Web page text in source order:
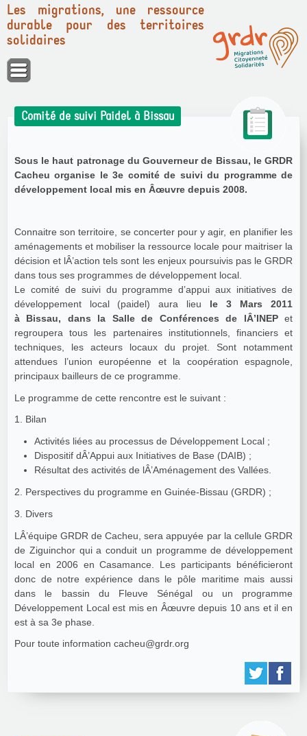
Panneau de gestion des cookies
Les migrations, une ressource
durable pour des territoires
solidaires
Comité de suivi Paidel à Bissau
Sous le haut patronage du Gouverneur de Bissau, le GRDR
Cacheu organise le 3e comité de suivi du programme de
développement local mis en Âœuvre depuis 2008.
Connaitre son territoire, se concerter pour y agir, en planifier les
aménagements et mobiliser la ressource locale pour maitriser la
décision et lÂ’action tels sont les enjeux poursuivis pas le GRDR
dans tous ses programmes de développement local.
Le comité de suivi du programme d’appui aux initiatives de
développement local (paidel) aura lieu le 3 Mars 2011
à Bissau, dans la Salle de Conférences de lÂ’INEP et
regroupera tous les partenaires institutionnels, financiers et
techniques, les acteurs locaux du projet. Sont notamment
attendues l’union européenne et la coopération espagnole,
principaux bailleurs de ce programme.
Le programme de cette rencontre est le suivant :
1. Bilan
Activités liées au processus de Développement Local ;
Dispositif dÂ’Appui aux Initiatives de Base (DAIB) ;
Résultat des activités de lÂ’Aménagement des Vallées.
2. Perspectives du programme en Guinée-Bissau (GRDR) ;
3. Divers
LÂ’équipe GRDR de Cacheu, sera appuyée par la cellule GRDR
de Ziguinchor qui a conduit un programme de développement
local en 2006 en Casamance. Les participants bénéficieront
donc de notre expérience dans le pôle maritime mais aussi
dans le bassin du Fleuve Sénégal ou un programme
Développement Local est mis en Âœuvre depuis 10 ans et il en
est à sa 3e phase.
Pour toute information cacheu@grdr.org